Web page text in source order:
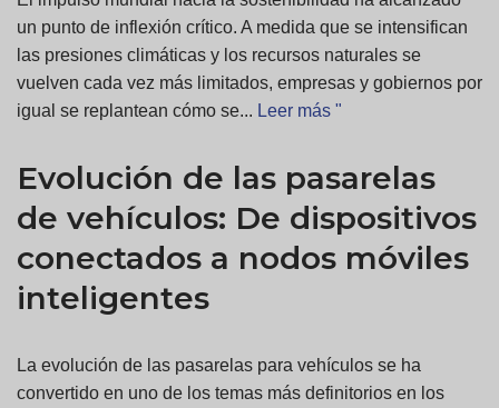
un punto de inflexión crítico. A medida que se intensifican
las presiones climáticas y los recursos naturales se
vuelven cada vez más limitados, empresas y gobiernos por
igual se replantean cómo se... Leer más "
Evolución de las pasarelas
de vehículos: De dispositivos
conectados a nodos móviles
inteligentes
La evolución de las pasarelas para vehículos se ha
convertido en uno de los temas más definitorios en los